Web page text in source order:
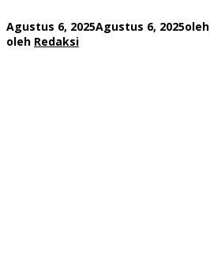
Agustus 6, 2025Agustus 6, 2025oleh
oleh Redaksi